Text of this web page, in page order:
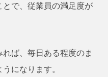
とで、従業員の満足度が
ば、毎日ある程度のま
になります。